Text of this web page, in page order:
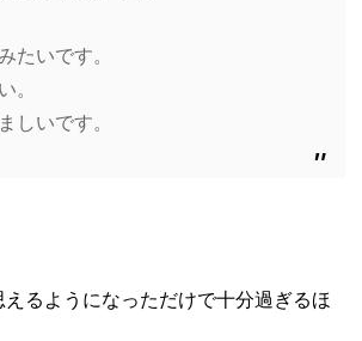
たいです。
。
しいです。
るようになっただけで十分過ぎるほ